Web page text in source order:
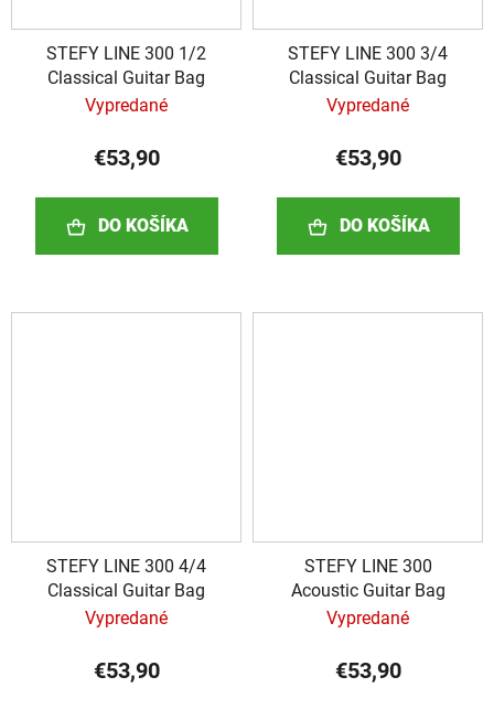
STEFY LINE 300 1/2
Classical Guitar Bag
Vypredané
€53,90
DO KOŠÍKA
STEFY LINE 300 3/4
Classical Guitar Bag
Vypredané
€53,90
DO KOŠÍKA
STEFY LINE 300 4/4
Classical Guitar Bag
Vypredané
€53,90
STEFY LINE 300
Acoustic Guitar Bag
Vypredané
€53,90